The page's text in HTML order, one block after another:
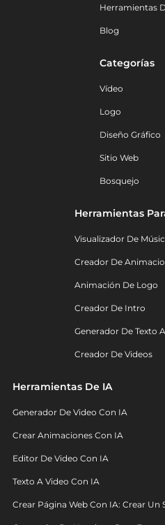
Herramientas
Blog
Categorías
Vídeo
Logo
Diseño Gráfico
Sitio Web
Bosquejo
Herramientas
Visualizador De
Creador De
Animación De Logo
Creador De Intro
Generador De Texto
Creador De Videos
Herramientas De IA
Generador De Video Con IA
Crear Animaciones Con IA
Editor De Video Con IA
Texto A Video Con IA
Crear Página Web Con IA: Crear